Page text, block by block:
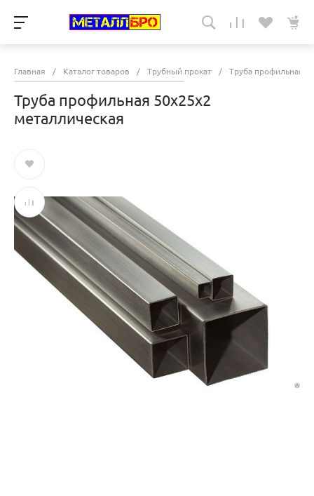
Главная / Каталог товаров / Трубный прокат / Труба профильная
Труба профильная 50х25х2
металлическая